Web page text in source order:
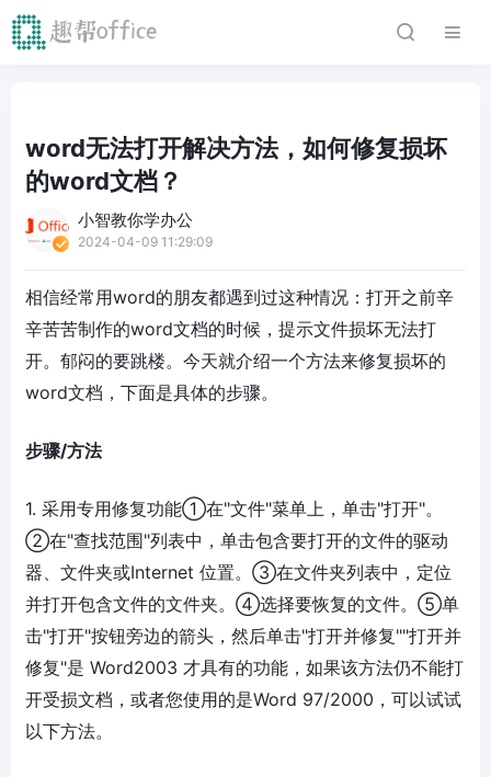
word无法打开解决方法，如何修复损坏
的word文档？
小智教你学办公
2024-04-09 11:29:09
相信经常用word的朋友都遇到过这种情况：打开之前辛
辛苦苦制作的word文档的时候，提示文件损坏无法打
开。郁闷的要跳楼。今天就介绍一个方法来修复损坏的
word文档，下面是具体的步骤。
步骤/方法
1. 采用专用修复功能①在"文件"菜单上，单击"打开"。
②在"查找范围"列表中，单击包含要打开的文件的驱动
器、文件夹或Internet 位置。③在文件夹列表中，定位
并打开包含文件的文件夹。④选择要恢复的文件。⑤单
击"打开"按钮旁边的箭头，然后单击"打开并修复""打开并
修复"是 Word2003 才具有的功能，如果该方法仍不能打
开受损文档，或者您使用的是Word 97/2000，可以试试
以下方法。